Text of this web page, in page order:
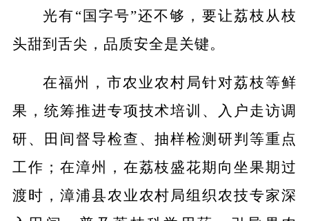
光有“国字号”还不够，要让荔枝从枝
头甜到舌尖，品质安全是关键。
在福州，市农业农村局针对荔枝等鲜
果，统筹推进专项技术培训、入户走访调
研、田间督导检查、抽样检测研判等重点
工作；在漳州，在荔枝盛花期向坐果期过
渡时，漳浦县农业农村局组织农技专家深